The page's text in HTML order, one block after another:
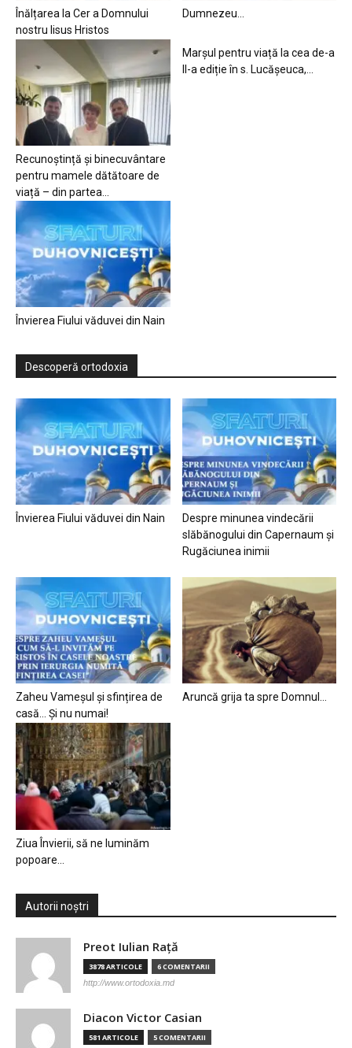
Înălțarea la Cer a Domnului
nostru Iisus Hristos
Dumnezeu…
Recunoștință și binecuvântare
pentru mamele dătătoare de
viață – din partea...
Marșul pentru viață la cea de-a
II-a ediție în s. Lucășeuca,...
Învierea Fiului văduvei din Nain
Descoperă ortodoxia
Învierea Fiului văduvei din Nain
Despre minunea vindecării
slăbănogului din Capernaum și
Rugăciunea inimii
Zaheu Vameșul și sfințirea de
casă… Și nu numai!
Aruncă grija ta spre Domnul…
Ziua Învierii, să ne luminăm
popoare…
Autorii noștri
Preot Iulian Raţă
3878 ARTICOLE 6 COMENTARII
http://www.ortodoxia.md
Diacon Victor Casian
581 ARTICOLE 5 COMENTARII